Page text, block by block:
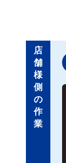
店
舗
様
側
の
作
業